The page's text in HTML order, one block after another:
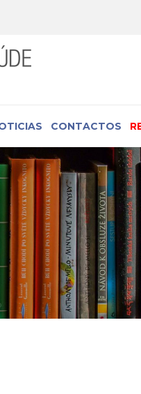
CONTACTOS